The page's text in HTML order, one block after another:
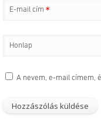
E-mail cím *
Honlap
A nevem, e-mail címem,